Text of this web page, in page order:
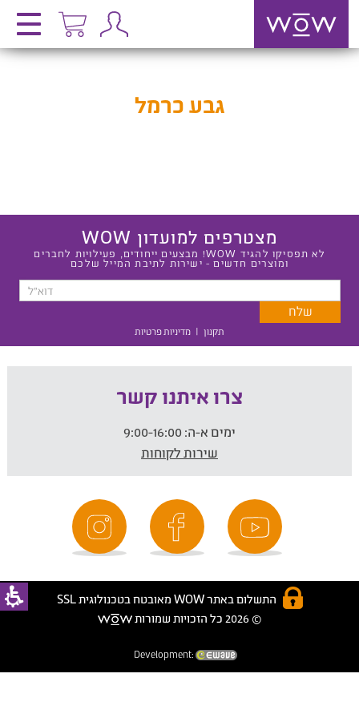
גבע כרמל
מצטרפים למועדון WOW
לא תפסיקו להגיד WOW! מבצעים ייחודים, פעילויות לחברים
ומוצרים חדשים - ישירות לתיבת המייל שלכם
תקנון | מדיניות פרטיות
צרו איתנו קשר
ימים א-ה:
שירות לקוחות
התשלום באתר WOW מאובטח בטכנולוגית SSL
© 2026 כל הזכויות שמורות
Development: